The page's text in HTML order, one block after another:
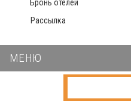
Бронь отелей
Рассылка
МЕНЮ